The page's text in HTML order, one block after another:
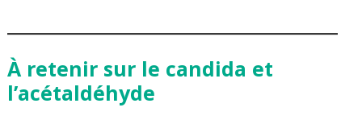
À retenir sur le candida et
l’acétaldéhyde